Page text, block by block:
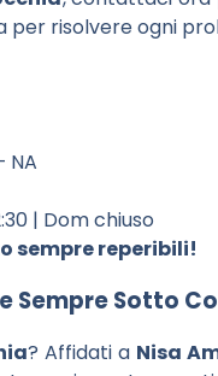
risolvere ogni
NA
| Dom chiuso
sempre reperibili!
Sempre Sotto
? Affidati a Nisa